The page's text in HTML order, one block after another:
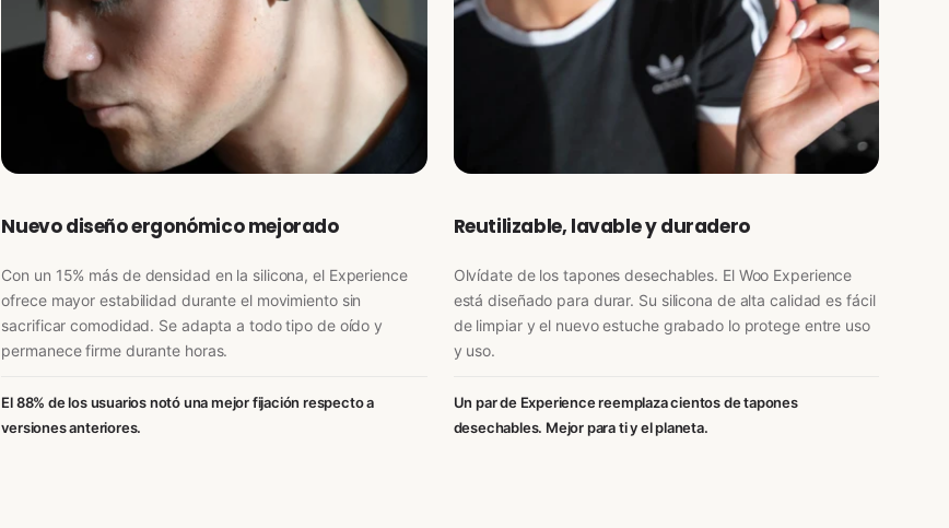
Nuevo diseño ergonómico mejorado
Con un 15% más de densidad en la silicona, el Experience
ofrece mayor estabilidad durante el movimiento sin
sacrificar comodidad. Se adapta a todo tipo de oído y
permanece firme durante horas.
El 88% de los usuarios notó una mejor fijación respecto a
versiones anteriores.
Reutilizable, lavable y duradero
Olvídate de los tapones desechables. El Woo Experience
está diseñado para durar. Su silicona de alta calidad es fácil
de limpiar y el nuevo estuche grabado lo protege entre uso
y uso.
Un par de Experience reemplaza cientos de tapones
desechables. Mejor para ti y el planeta.